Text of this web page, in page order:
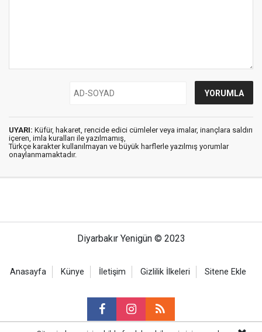
UYARI: Küfür, hakaret, rencide edici cümleler veya imalar, inançlara saldırı
içeren, imla kuralları ile yazılmamış,
Türkçe karakter kullanılmayan ve büyük harflerle yazılmış yorumlar
onaylanmamaktadır.
Diyarbakır Yenigün © 2023
Anasayfa Künye İletişim Gizlilik İlkeleri Sitene Ekle